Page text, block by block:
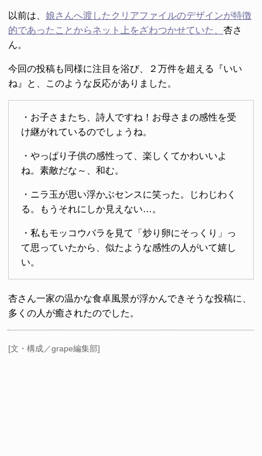
以前は、 娘さんへ渡したクリアファイルのデザインが特徴
的であったことからネット上をざわつかせていた、 杏さ
ん。
今回の投稿も同様に注目を浴び、２万件を超える『いい
ね』と、このような反応がありました。
・お子さまたち、詩人ですね！お母さまの感性を受
け継がれているのでしょうね。
・やっぱり子供の感性って、楽しくてかわいいよ
ね。素敵だな～、和む。
・ニラ玉が思い浮かぶセンスに笑った。じわじわく
る。もうそれにしか見えない…。
・私もモッコウバラを見て「炒り卵にそっくり」っ
て思っていたから、似たような感性の人がいて嬉し
い。
杏さん一家の温かな食卓風景が浮かんできそうな投稿に、
多くの人が癒されたのでした。
[文・構成／grape編集部]